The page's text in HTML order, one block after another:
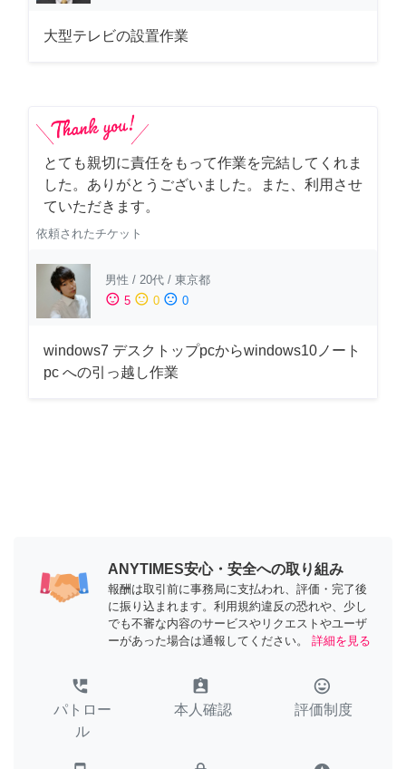
大型テレビの設置作業
とても親切に責任をもって作業を完結してくれま
した。ありがとうございました。また、利用させ
ていただきます。
依頼されたチケット
男性 / 20代 / 東京都
sentiment_satisfied 5 sentiment_neutral 0 sentiment_dissatisfied 0
windows7 デスクトップpcからwindows10ノート
pc への引っ越し作業
ANYTIMES安心・安全への取り組み
報酬は取引前に事務局に支払われ、評価・完了後
に振り込まれます。利用規約違反の恐れや、少し
でも不審な内容のサービスやリクエストやユーザ
ーがあった場合は通報してください。
詳細を見る
perm_phone_msg
パトロー
ル
assignment_ind
本人確認
tag_faces
評価制度